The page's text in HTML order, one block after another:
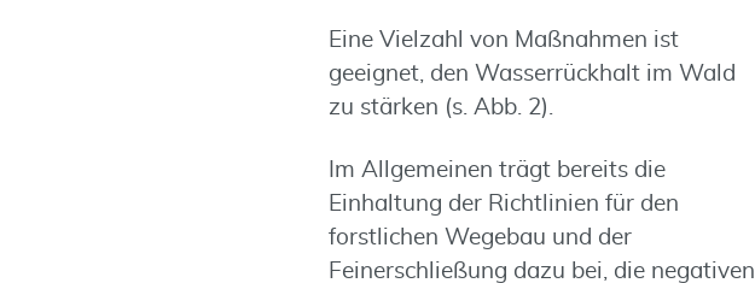
Eine Vielzahl von Maßnahmen ist
geeignet, den Wasserrückhalt im Wald
zu stärken (s. Abb. 2).
Im Allgemeinen trägt bereits die
Einhaltung der Richtlinien für den
forstlichen Wegebau und der
Feinerschließung dazu bei, die negativen